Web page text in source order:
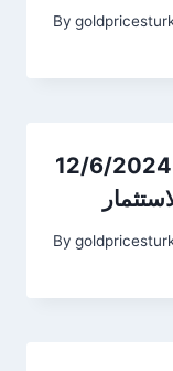
By
أسعار الذهب في ألمانيا اليوم 12/6/2024
By